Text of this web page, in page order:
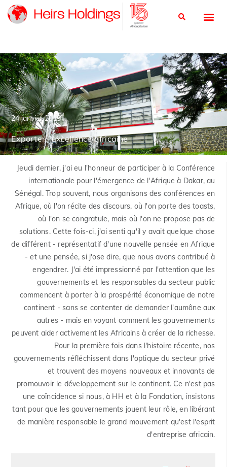
24 janvier 2019
Exporter l'excellence africaine
Jeudi dernier, j'ai eu l'honneur de participer à la Conférence
internationale pour l'émergence de l'Afrique à Dakar, au
Sénégal. Trop souvent, nous organisons des conférences en
Afrique, où l'on récite des discours, où l'on porte des toasts,
où l'on se congratule, mais où l'on ne propose pas de
solutions. Cette fois-ci, j'ai senti qu'il y avait quelque chose
de différent - représentatif d'une nouvelle pensée en Afrique
- et une pensée, si j'ose dire, que nous avons contribué à
engendrer. J'ai été impressionné par l'attention que les
gouvernements et les responsables du secteur public
commencent à porter à la prospérité économique de notre
continent - sans se contenter de demander l'aumône aux
autres - mais en voyant comment les gouvernements
peuvent aider activement les Africains à créer de la richesse.
Pour la première fois dans l'histoire récente, nos
gouvernements réfléchissent dans l'optique du secteur privé
et trouvent des moyens nouveaux et innovants de
promouvoir le développement sur le continent. Ce n'est pas
une coïncidence si nous, à HH et à la Fondation, insistons
tant pour que les gouvernements jouent leur rôle, en libérant
de manière responsable le grand mouvement qu'est l'esprit
d'entreprise africain.